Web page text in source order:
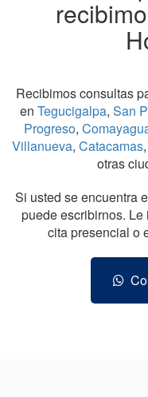
Recibimos consultas
en Tegucigalpa, San
Progreso,
Villanueva, Catacamas,
otras
Si usted se encuentra
puede escribirnos.
cita presencial o